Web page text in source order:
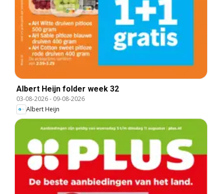
Albert Heijn folder week 32
03-08-2026- 09-08-2026
Albert Heijn